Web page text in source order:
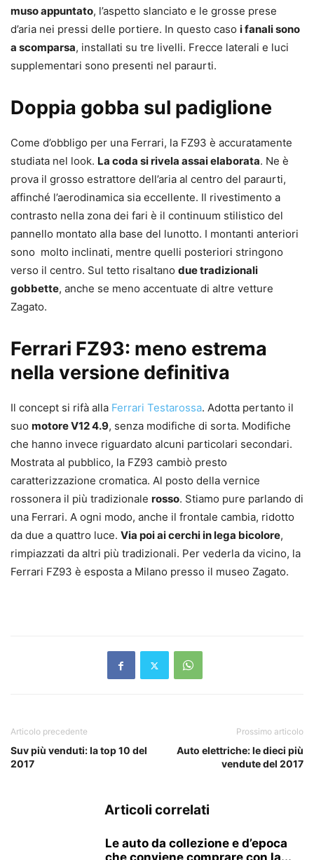
muso appuntato, l’aspetto slanciato e le grosse prese
d’aria nei pressi delle portiere. In questo caso i fanali sono
a scomparsa, installati su tre livelli. Frecce laterali e luci
supplementari sono presenti nel paraurti.
Doppia gobba sul padiglione
Come d’obbligo per una Ferrari, la FZ93 è accuratamente
studiata nel look. La coda si rivela assai elaborata. Ne è
prova il grosso estrattore dell’aria al centro del paraurti,
affinché l’aerodinamica sia eccellente. Il rivestimento a
contrasto nella zona dei fari è il continuum stilistico del
pannello montato alla base del lunotto. I montanti anteriori
sono molto inclinati, mentre quelli posteriori stringono
verso il centro. Sul tetto risaltano due tradizionali
gobbette, anche se meno accentuate di altre vetture
Zagato.
Ferrari FZ93: meno estrema
nella versione definitiva
Il concept si rifà alla Ferrari Testarossa. Adotta pertanto il
suo motore V12 4.9, senza modifiche di sorta. Modifiche
che hanno invece riguardato alcuni particolari secondari.
Mostrata al pubblico, la FZ93 cambiò presto
caratterizzazione cromatica. Al posto della vernice
rossonera il più tradizionale rosso. Stiamo pure parlando di
una Ferrari. A ogni modo, anche il frontale cambia, ridotto
da due a quattro luce. Via poi ai cerchi in lega bicolore,
rimpiazzati da altri più tradizionali. Per vederla da vicino, la
Ferrari FZ93 è esposta a Milano presso il museo Zagato.
Articolo precedente
Suv più venduti: la top 10 del
2017
Prossimo articolo
Auto elettriche: le dieci più
vendute del 2017
Articoli correlati
Le auto da collezione e d’epoca
che conviene comprare con la...